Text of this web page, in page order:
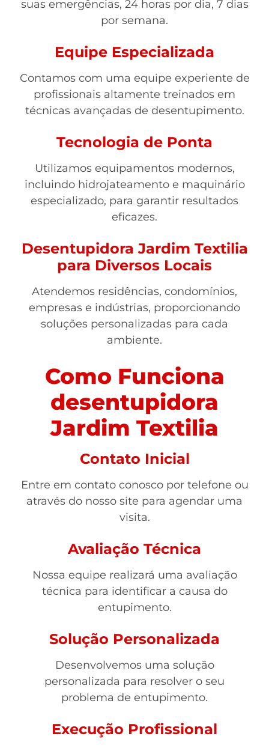
suas emergências, 24 horas por dia, 7 dias
por semana.
Equipe Especializada
Contamos com uma equipe experiente de
profissionais altamente treinados em
técnicas avançadas de desentupimento.
Tecnologia de Ponta
Utilizamos equipamentos modernos,
incluindo hidrojateamento e maquinário
especializado, para garantir resultados
eficazes.
Desentupidora Jardim Textilia
para Diversos Locais
Atendemos residências, condomínios,
empresas e indústrias, proporcionando
soluções personalizadas para cada
ambiente.
Como Funciona
desentupidora
Jardim Textilia
Contato Inicial
Entre em contato conosco por telefone ou
através do nosso site para agendar uma
visita.
Avaliação Técnica
Nossa equipe realizará uma avaliação
técnica para identificar a causa do
entupimento.
Solução Personalizada
Desenvolvemos uma solução
personalizada para resolver o seu
problema de entupimento.
Execução Profissional